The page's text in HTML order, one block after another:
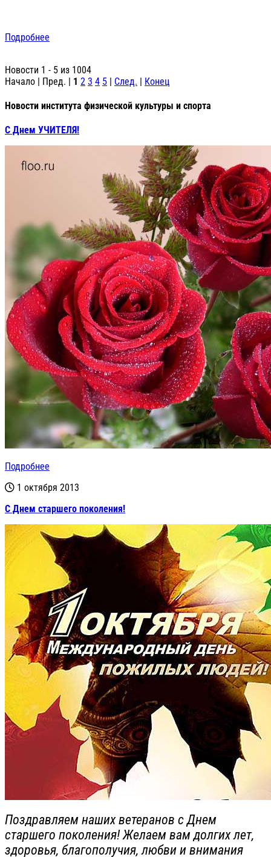
Подробнее
Новости 1 - 5 из 1004
Начало | Пред. | 1 2 3 4 5 | След. | Конец
Новости института физической культуры и спорта
С Днем УЧИТЕЛЯ!
Подробнее
1 октября 2013
С Днем старшего поколения!
Поздравляем наших ветеранов с Днем
старшего поколения! Желаем вам долгих лет,
здоровья, благополучия, любви и внимания